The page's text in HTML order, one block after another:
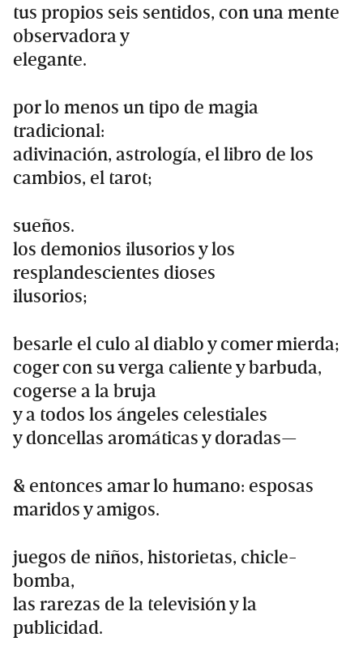
tus propios seis sentidos, con una mente
observadora y
elegante.
por lo menos un tipo de magia
tradicional:
adivinación, astrología, el libro de los
cambios, el tarot;
sueños.
los demonios ilusorios y los
resplandescientes dioses
ilusorios;
besarle el culo al diablo y comer mierda;
coger con su verga caliente y barbuda,
cogerse a la bruja
y a todos los ángeles celestiales
y doncellas aromáticas y doradas—
& entonces amar lo humano: esposas
maridos y amigos.
juegos de niños, historietas, chicle-
bomba,
las rarezas de la televisión y la
publicidad.